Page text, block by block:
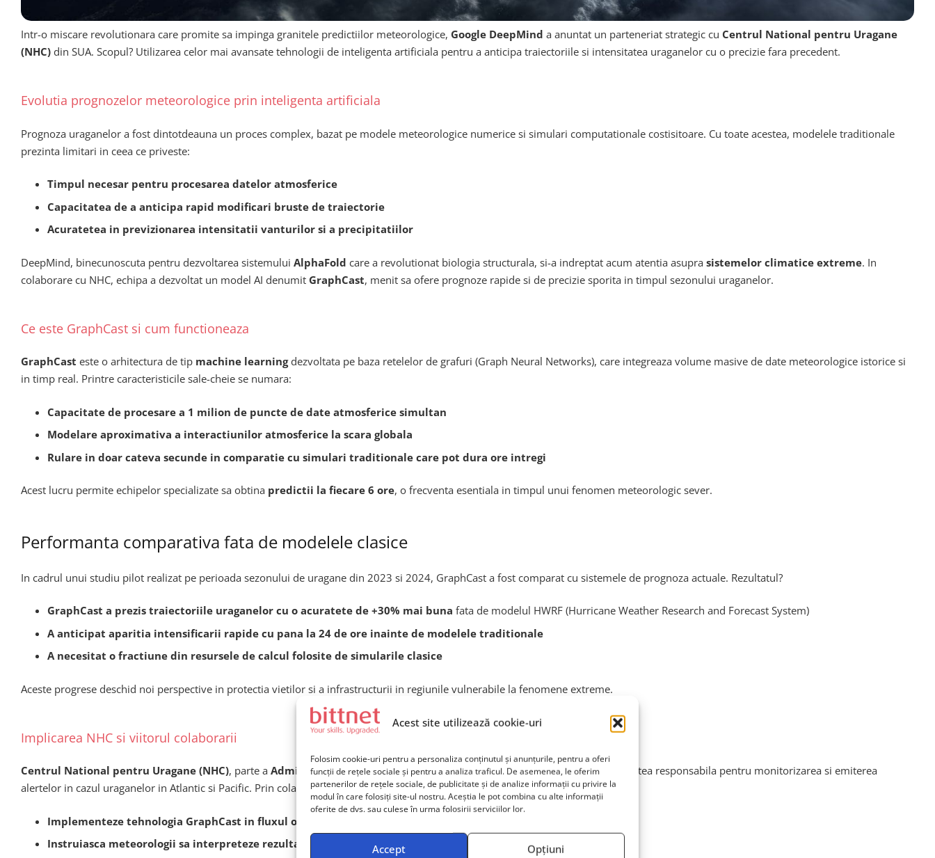
Acest site utilizează cookie-uri
Folosim cookie-uri pentru a personaliza conținutul și anunțurile, pentru a oferi
funcții de rețele sociale și pentru a analiza traficul. De asemenea, le oferim
partenerilor de rețele sociale, de publicitate și de analize informații cu privire la
modul în care folosiți site-ul nostru. Aceștia le pot combina cu alte informații
oferite de dvs. sau culese în urma folosirii serviciilor lor.
Accept Opțiuni
Intr-o miscare revolutionara care promite sa impinga granitele predictiilor meteorologice, Google DeepMind a anuntat un parteneriat strategic cu Centrul National pentru Uragane
(NHC) din SUA. Scopul? Utilizarea celor mai avansate tehnologii de inteligenta artificiala pentru a anticipa traiectoriile si intensitatea uraganelor cu o precizie fara precedent.
Evolutia prognozelor meteorologice prin inteligenta artificiala
Prognoza uraganelor a fost dintotdeauna un proces complex, bazat pe modele meteorologice numerice si simulari computationale costisitoare. Cu toate acestea, modelele traditionale
prezinta limitari in ceea ce priveste:
Timpul necesar pentru procesarea datelor atmosferice
Capacitatea de a anticipa rapid modificari bruste de traiectorie
Acuratetea in previzionarea intensitatii vanturilor si a precipitatiilor
DeepMind, binecunoscuta pentru dezvoltarea sistemului AlphaFold care a revolutionat biologia structurala, si-a indreptat acum atentia asupra sistemelor climatice extreme. In
colaborare cu NHC, echipa a dezvoltat un model AI denumit GraphCast, menit sa ofere prognoze rapide si de precizie sporita in timpul sezonului uraganelor.
Ce este GraphCast si cum functioneaza
GraphCast este o arhitectura de tip machine learningdezvoltata pe baza retelelor de grafuri (Graph Neural Networks), care integreaza volume masive de date meteorologice istorice si
in timp real. Printre caracteristicile sale-cheie se numara:
Capacitate de procesare a 1 milion de puncte de date atmosferice simultan
Modelare aproximativa a interactiunilor atmosferice la scara globala
Rulare in doar cateva secunde in comparatie cu simulari traditionale care pot dura ore intregi
Acest lucru permite echipelor specializate sa obtina predictii la fiecare 6 ore, o frecventa esentiala in timpul unui fenomen meteorologic sever.
Performanta comparativa fata de modelele clasice
In cadrul unui studiu pilot realizat pe perioada sezonului de uragane din 2023 si 2024, GraphCast a fost comparat cu sistemele de prognoza actuale. Rezultatul?
GraphCast a prezis traiectoriile uraganelor cu o acuratete de +30% mai buna fata de modelul HWRF (Hurricane Weather Research and Forecast System)
A anticipat aparitia intensificarii rapide cu pana la 24 de ore inainte de modelele traditionale
A necesitat o fractiune din resursele de calcul folosite de simularile clasice
Aceste progrese deschid noi perspective in protectia vietilor si a infrastructurii in regiunile vulnerabile la fenomene extreme.
Implicarea NHC si viitorul colaborarii
Centrul National pentru Uragane (NHC), parte a Administratiei Nationale Oceanice si Atmosferice (NOAA) , este autoritatea responsabila pentru monitorizarea si emiterea
alertelor in cazul uraganelor in Atlantic si Pacific. Prin colaborarea cu Google DeepMind, NHC isi propune sa:
Implementeze tehnologia GraphCast in fluxul operativ din 2025
Instruiasca meteorologii sa interpreteze rezultatele modelului AI in timp real